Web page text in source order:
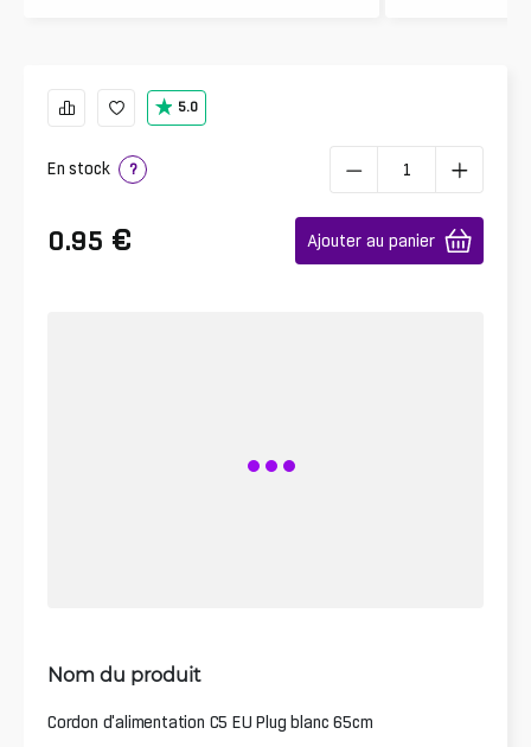
5.0
En stock ?
0.95 € Ajouter au panier
Nom du produit
Cordon d'alimentation C5 EU Plug blanc 65cm